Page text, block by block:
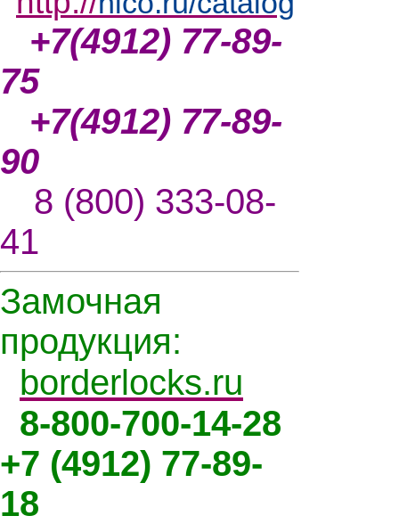
+7(4912) 77-89-
75
+7(4912) 77-89-
90
8 (800) 333-08-
41
Замочная
продукция:
borderlocks.ru
8-800-700-14-28
+7 (4912) 77-89-
18